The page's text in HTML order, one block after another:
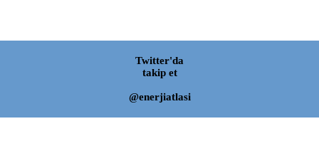
Twitter'da
takip et
@enerjiatlasi